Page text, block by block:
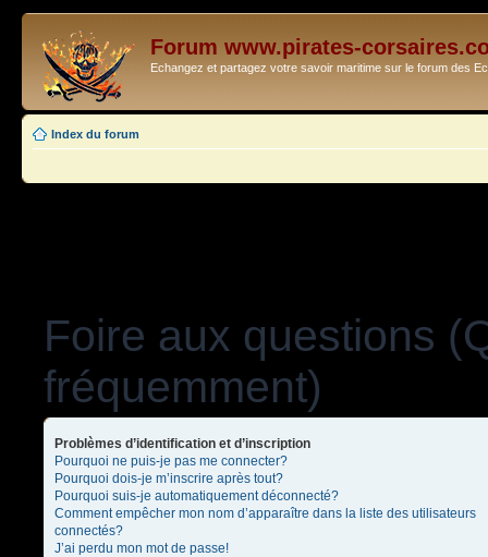
Forum www.pirates-
Echangez et partagez votre savoir maritime sur le forum des
Index du forum
Foire aux questions
fréquemment)
Problèmes d’identification et d’inscription
Pourquoi ne puis-je pas me connecter?
Pourquoi dois-je m’inscrire après tout?
Pourquoi suis-je automatiquement déconnecté?
Comment empêcher mon nom d’apparaître dans la liste des utilisateurs
connectés?
J’ai perdu mon mot de passe!